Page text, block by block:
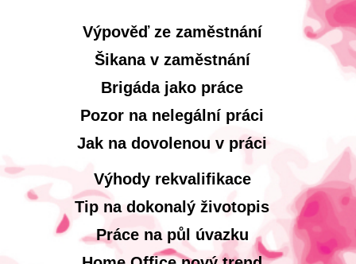
Výpověď ze zaměstnání
Šikana v zaměstnání
Brigáda jako práce
Pozor na nelegální práci
Jak na dovolenou v práci
Výhody rekvalifikace
Tip na dokonalý životopis
Práce na půl úvazku